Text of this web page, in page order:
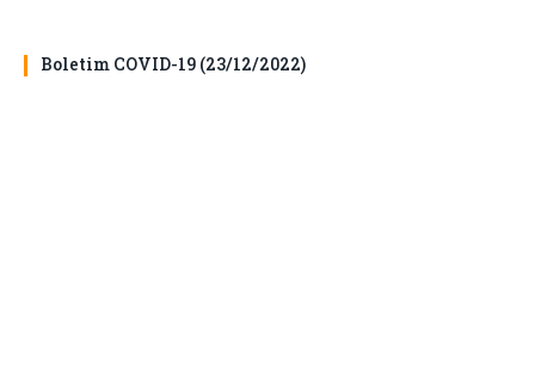
Boletim COVID-19 (23/12/2022)